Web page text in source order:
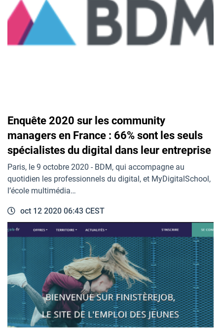
Enquête 2020 sur les community
managers en France : 66% sont les seuls
spécialistes du digital dans leur entreprise
Paris, le 9 octobre 2020 - BDM, qui accompagne au
quotidien les professionnels du digital, et MyDigitalSchool,
l’école multimédia…
oct 12 2020 06:43 CEST